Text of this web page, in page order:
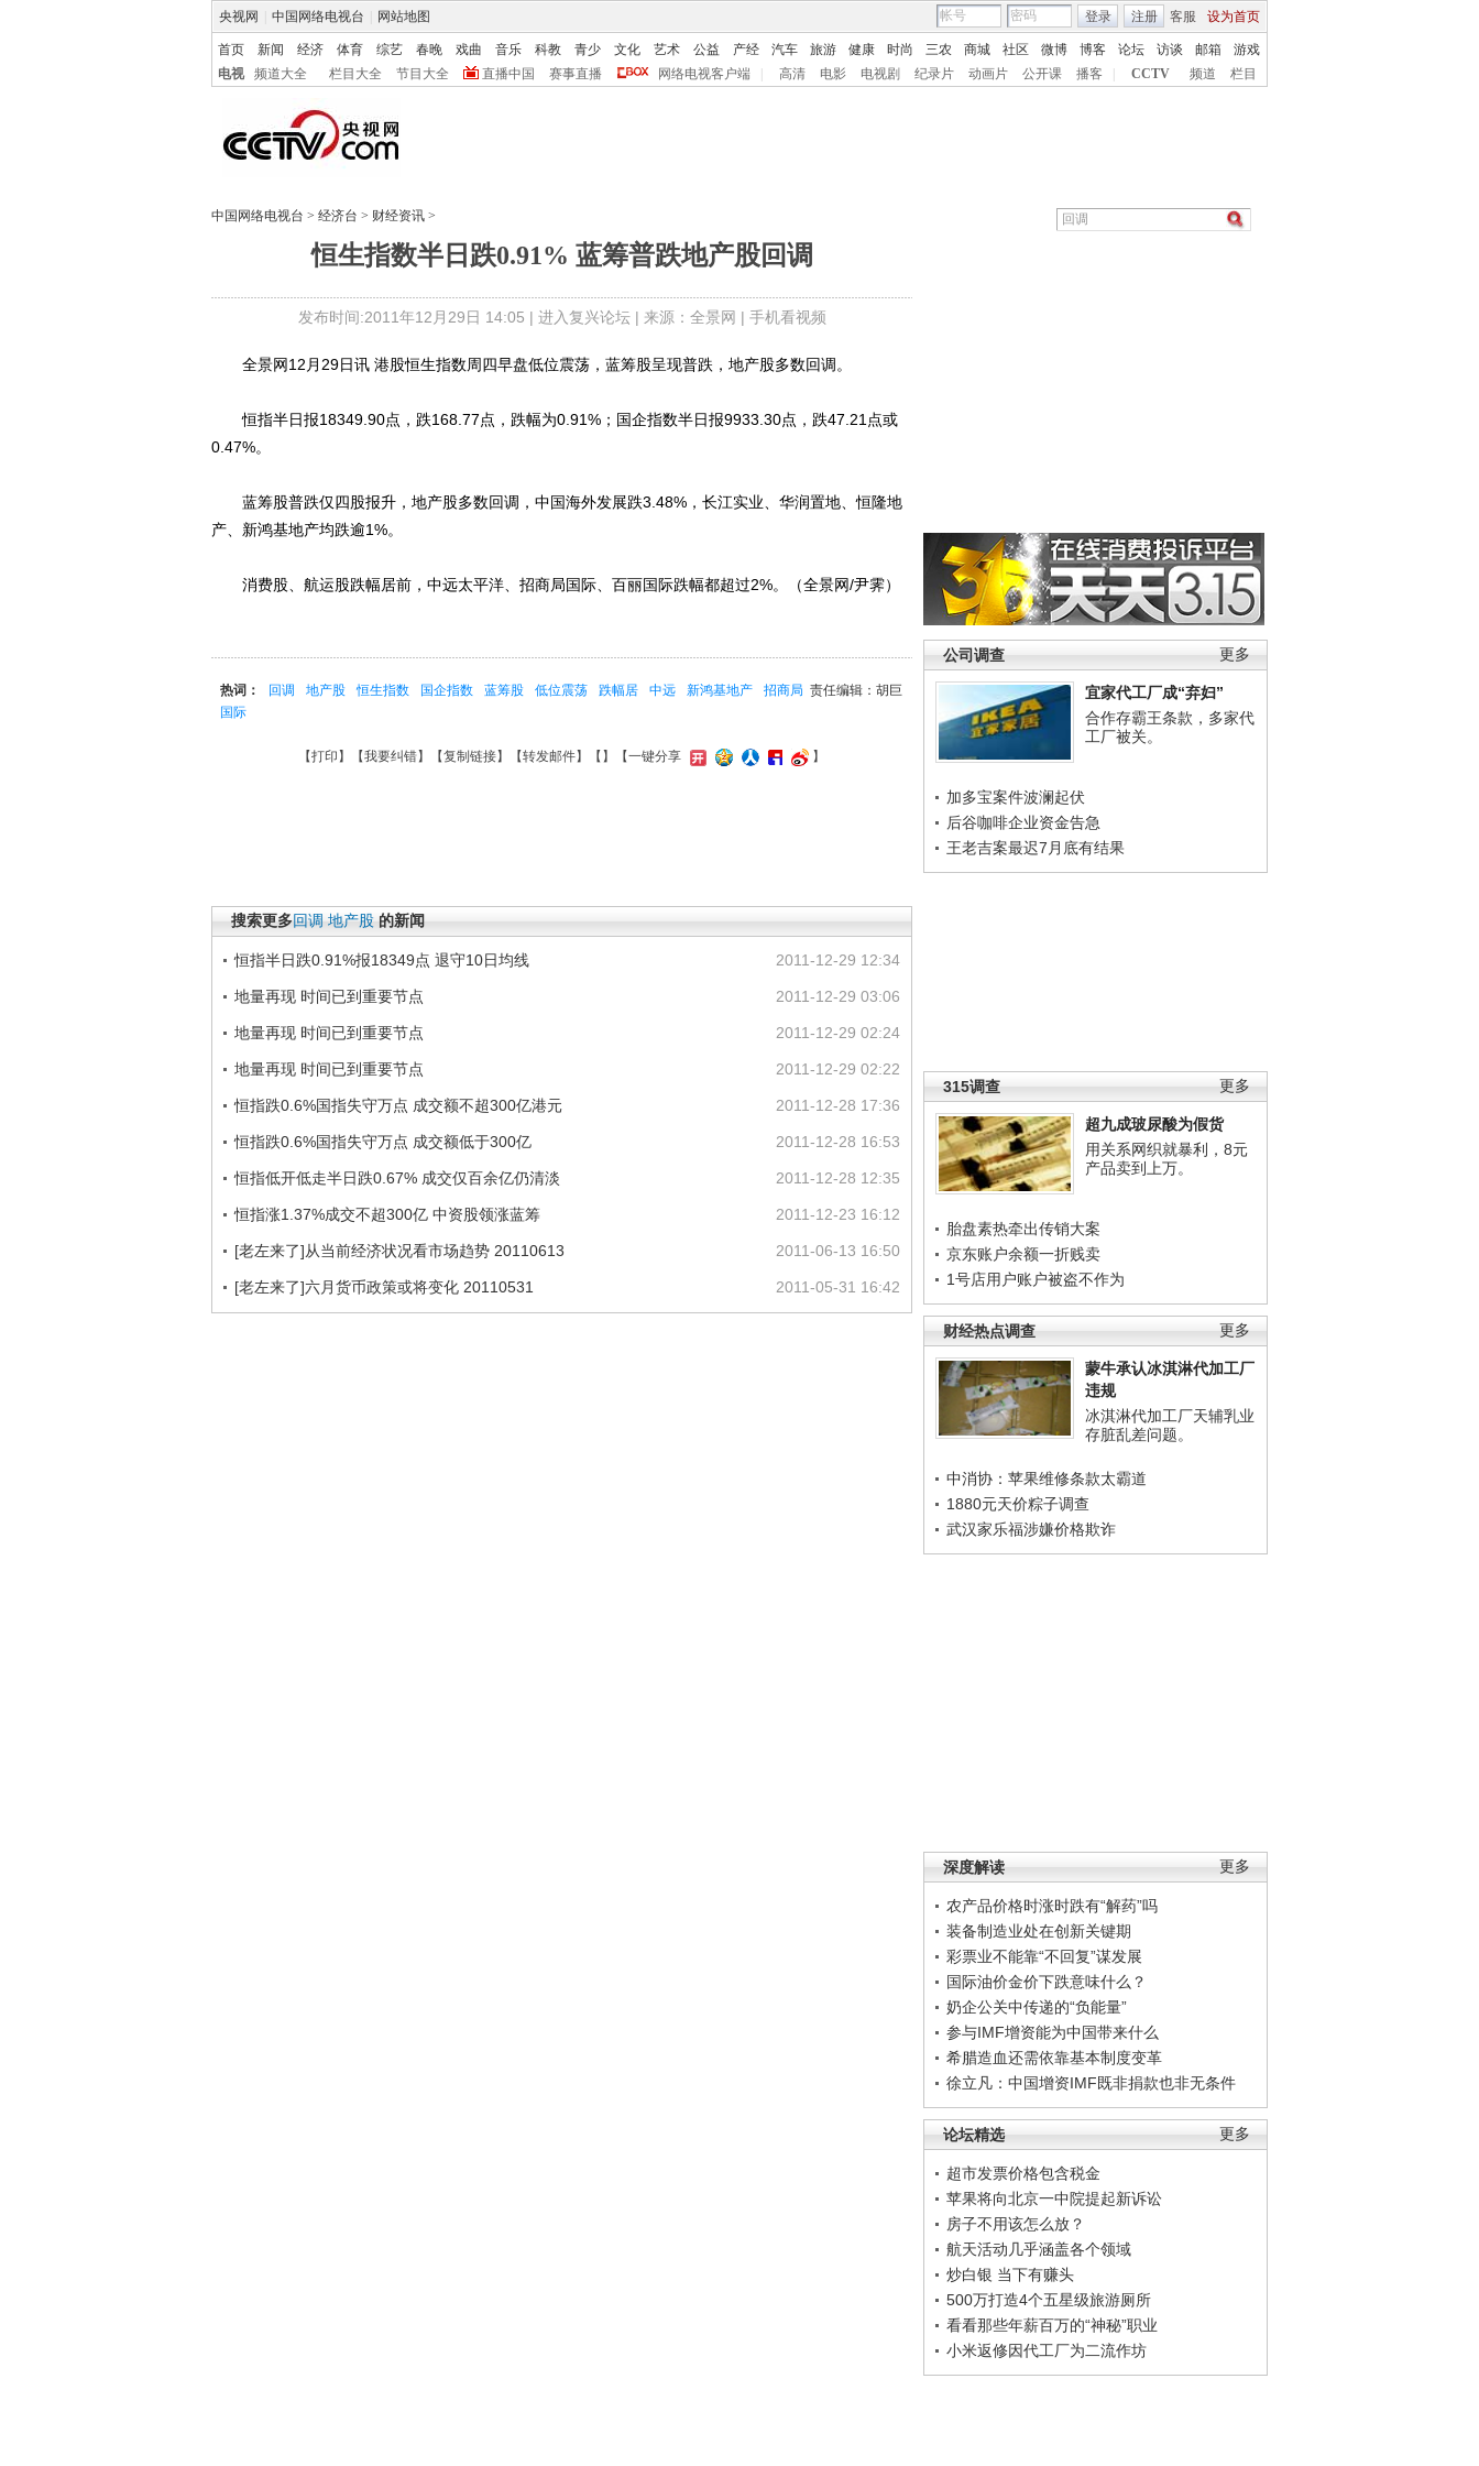
央视网 中国网络电视台 网站地图 客服 设为首页
登录 注册
首页 新闻 经济 体育 综艺 春晚 戏曲 音乐 科教 青少 文化 艺术 公益 产经 汽车 旅游 健康 时尚 三农 商城 社区 微博 博客 论坛 访谈 邮箱
游戏
电视
频道大全 栏目大全 节目大全 直播中国 赛事直播 网络电视客户端 高清 电影 电视剧 纪录片 动画片 公开课 播客 CCTV 频道 栏目
中国网络电视台 > 经济台 > 财经资讯 >
恒生指数半日跌0.91% 蓝筹普跌地产股回调
发布时间:2011年12月29日 14:05 | 进入复兴论坛| 来源：全景网 | 手机看视频
更多
公司调查
宜家代工厂成“弃妇”
合作存霸王条款，多家代
工厂被关。
加多宝案件波澜起伏
后谷咖啡企业资金告急
王老吉案最迟7月底有结果
更多
315调查
超九成玻尿酸为假货
用关系网织就暴利，8元
产品卖到上万。
胎盘素热牵出传销大案
京东账户余额一折贱卖
1号店用户账户被盗不作为
更多
财经热点调查
蒙牛承认冰淇淋代加工厂
违规
冰淇淋代加工厂天辅乳业
存脏乱差问题。
中消协：苹果维修条款太霸道
1880元天价粽子调查
武汉家乐福涉嫌价格欺诈
更多
深度解读
农产品价格时涨时跌有“解药”吗
装备制造业处在创新关键期
彩票业不能靠“不回复”谋发展
国际油价金价下跌意味什么？
奶企公关中传递的“负能量”
参与IMF增资能为中国带来什么
希腊造血还需依靠基本制度变革
徐立凡：中国增资IMF既非捐款也非无条件
更多
论坛精选
超市发票价格包含税金
苹果将向北京一中院提起新诉讼
房子不用该怎么放？
航天活动几乎涵盖各个领域
炒白银 当下有赚头
500万打造4个五星级旅游厕所
看看那些年薪百万的“神秘”职业
小米返修因代工厂为二流作坊
全景网12月29日讯 港股恒生指数周四早盘低位震荡，蓝筹股呈现普跌，地产股多数回调。
恒指半日报18349.90点，跌168.77点，跌幅为0.91%；国企指数半日报9933.30点，跌47.21点或
0.47%。
蓝筹股普跌仅四股报升，地产股多数回调，中国海外发展跌3.48%，长江实业、华润置地、恒隆地
产、新鸿基地产均跌逾1%。
消费股、航运股跌幅居前，中远太平洋、招商局国际、百丽国际跌幅都超过2%。（全景网/尹霁）
责任编辑：胡巨
热词： 回调 地产股 恒生指数 国企指数 蓝筹股 低位震荡 跌幅居 中远 新鸿基地产
招商局
国际
【打印 】【我要纠错】【复制链接】【转发邮件】【 】 【一键分享 】
搜索更多回调 地产股 的新闻
2011-12-29 12:34
恒指半日跌0.91%报18349点 退守10日均线
2011-12-29 03:06
地量再现 时间已到重要节点
2011-12-29 02:24
地量再现 时间已到重要节点
2011-12-29 02:22
地量再现 时间已到重要节点
2011-12-28 17:36
恒指跌0.6%国指失守万点 成交额不超300亿港元
2011-12-28 16:53
恒指跌0.6%国指失守万点 成交额低于300亿
2011-12-28 12:35
恒指低开低走半日跌0.67% 成交仅百余亿仍清淡
2011-12-23 16:12
恒指涨1.37%成交不超300亿 中资股领涨蓝筹
2011-06-13 16:50
[老左来了]从当前经济状况看市场趋势 20110613
2011-05-31 16:42
[老左来了]六月货币政策或将变化 20110531